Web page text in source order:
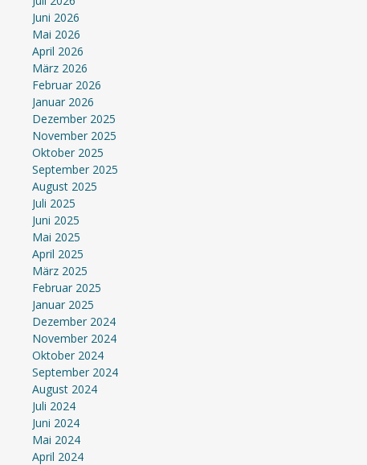
Juni 2026
Mai 2026
April 2026
März 2026
Februar 2026
Januar 2026
Dezember 2025
November 2025
Oktober 2025
September 2025
August 2025
Juli 2025
Juni 2025
Mai 2025
April 2025
März 2025
Februar 2025
Januar 2025
Dezember 2024
November 2024
Oktober 2024
September 2024
August 2024
Juli 2024
Juni 2024
Mai 2024
April 2024